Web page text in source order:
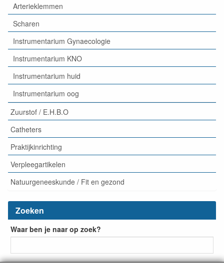
Arterieklemmen
Scharen
Instrumentarium Gynaecologie
Instrumentarium KNO
Instrumentarium huid
Instrumentarium oog
Zuurstof / E.H.B.O
Catheters
Praktijkinrichting
Verpleegartikelen
Natuurgeneeskunde / Fit en gezond
Zoeken
Waar ben je naar op zoek?